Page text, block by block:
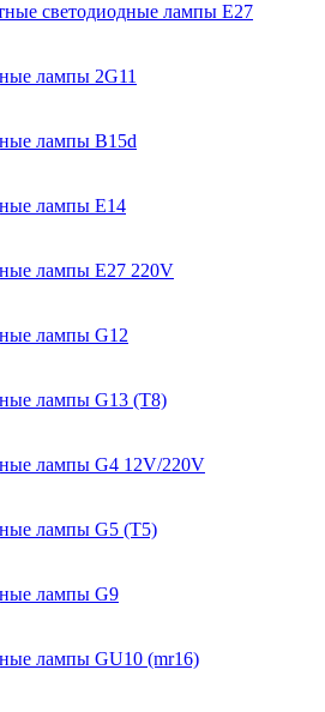
светодиодные лампы E27
лампы 2G11
лампы B15d
лампы E14
лампы E27 220V
лампы G12
лампы G13 (T8)
лампы G4 12V/220V
лампы G5 (T5)
лампы G9
лампы GU10 (mr16)